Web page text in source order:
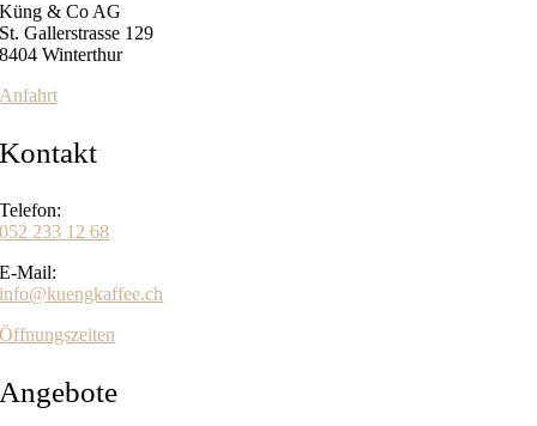
Küng & Co AG
St. Gallerstrasse 129
8404 Winterthur
Anfahrt
Kontakt
Telefon:
052 233 12 68
E-Mail:
info@kuengkaffee.ch
Öffnungszeiten
Angebote